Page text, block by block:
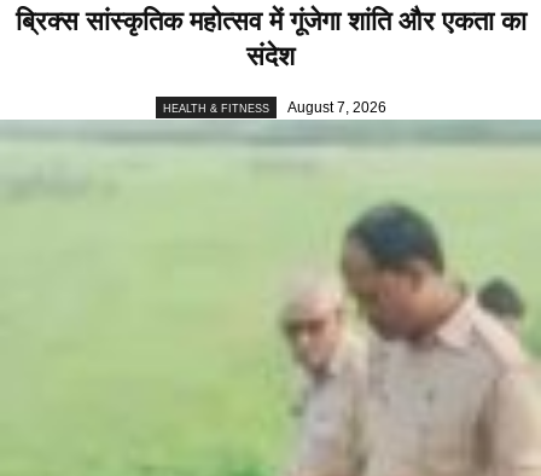
ब्रिक्स सांस्कृतिक महोत्सव में गूंजेगा शांति और एकता का
संदेश
HEALTH & FITNESS August 7, 2026